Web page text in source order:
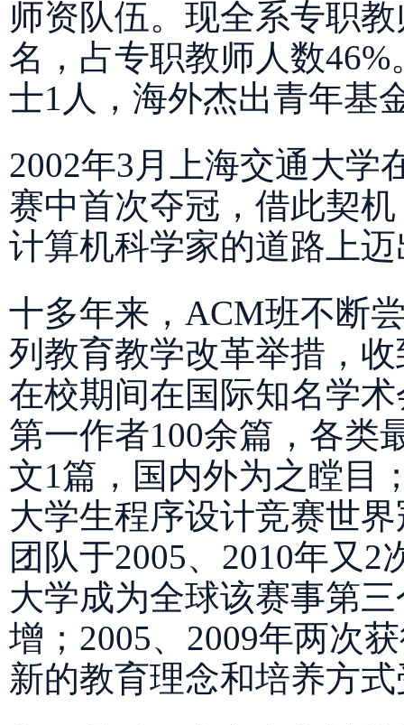
师资队伍。现全系专职
名，占专职教师人数
士1人，海外杰出青年基
2002年3月上海交通大学
赛中首次夺冠，借此契
计算机科学家的道路上
十多年来，ACM班不断
列教育教学改革举措，
在校期间在国际知名学
第一作者100余篇，各类
文1篇，国内外为之瞠目
大学生程序设计竞赛世
团队于2005、2010年又
大学成为全球该赛事第
增；2005、2009年两次
新的教育理念和培养方